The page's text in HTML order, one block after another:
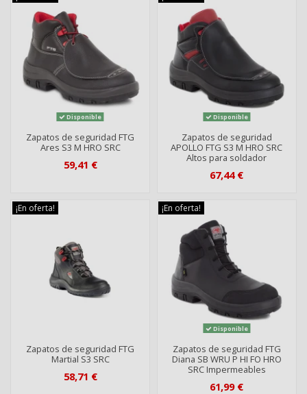
Disponible
Zapatos de seguridad FTG
Ares S3 M HRO SRC
59,41 €
Disponible
Zapatos de seguridad
APOLLO FTG S3 M HRO SRC
Altos para soldador
67,44 €
¡En oferta!
Zapatos de seguridad FTG
Martial S3 SRC
58,71 €
¡En oferta!
Disponible
Zapatos de seguridad FTG
Diana SB WRU P HI FO HRO
SRC Impermeables
61,99 €